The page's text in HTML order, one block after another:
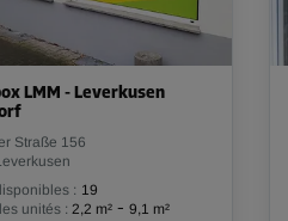
LMM - Leverkusen
Straße 156
: 19
unités : 2,2 m² - 9,1 m²